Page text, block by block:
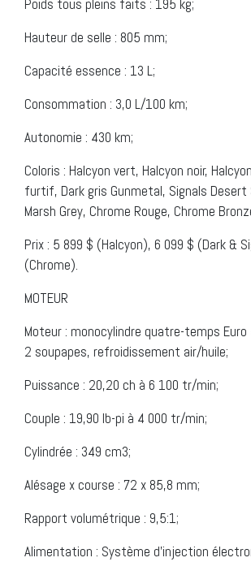
Poids tous pleins faits : 195 kg;
Hauteur de selle : 805 mm;
Capacité essence : 13 L;
Consommation : 3,0 L/100 km;
Autonomie : 430 km;
Coloris : Halcyon vert, Halcyon noir,
furtif, Dark gris Gunmetal, Signals Desert
Marsh Grey, Chrome Rouge, Chrome
Prix : 5 899 $ (Halcyon), 6 099 $ (Dark &
(Chrome).
MOTEUR
Moteur : monocylindre quatre-temps Euro
2 soupapes, refroidissement air/huile;
Puissance : 20,20 ch à 6 100 tr/min;
Couple : 19,90 lb-pi à 4 000 tr/min;
Cylindrée : 349 cm3;
Alésage x course : 72 x 85,8 mm;
Rapport volumétrique : 9,5:1;
Alimentation : Système d’injection